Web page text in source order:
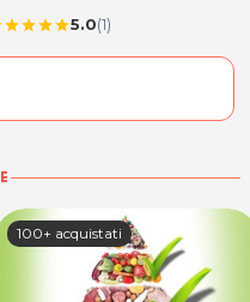
starstarstarstar5.0(1)
100+ acquistati